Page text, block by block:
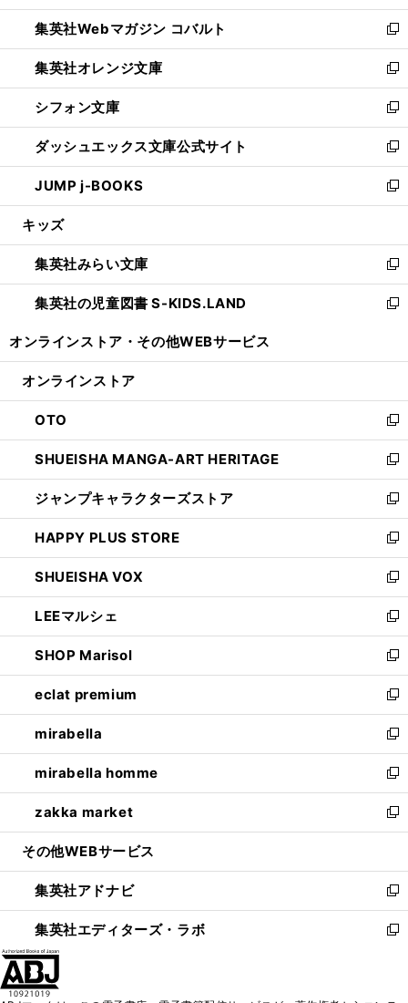
開
く
ウ
で
開
く
ン
ド
ウ
で
開
く
ウ
ィ
ン
ド
ウ
で
開
く
集英社Webマガジン コバルト
新
し
い
ウ
ィ
ン
ド
ウ
で
開
集英社オレンジ文庫
新
し
い
ウ
ィ
ン
ド
ウ
開
く
シフォン文庫
新
し
い
ウ
ィ
ン
ウ
で
開
く
ダッシュエックス文庫公式サイト
新
し
い
ウ
ン
ド
ウ
で
JUMP j-BOOKS
新
し
ウ
ィ
ン
ド
開
キッズ
集英社みらい文庫
新
し
い
ン
ウ
で
開
く
集英社の児童図書 S-KIDS.LAND
新
ウ
ン
ド
ウ
で
開
く
オンラインストア・ その他WEBサービス
オンラインストア
OTO
新
し
い
ウ
ィ
ン
ド
ウ
で
開
く
SHUEISHA MANGA-ART HERITAGE
新
し
い
ウ
ィ
ン
ド
ウ
で
開
く
ジャンプキャラクターズストア
新
し
い
ウ
ィ
ン
ド
ウ
で
開
く
HAPPY PLUS STORE
新
し
い
ウ
ィ
ン
ド
ウ
で
開
く
SHUEISHA VOX
新
し
い
ウ
ィ
ン
ド
ウ
で
開
く
LEEマルシェ
新
し
い
ウ
ィ
ン
ド
ウ
で
開
く
SHOP Marisol
新
し
い
ウ
ィ
ン
ド
ウ
で
開
eclat premium
新
し
い
ウ
ィ
ン
ド
ウ
開
く
mirabella
新
し
い
ウ
ィ
ン
ウ
で
開
く
mirabella homme
新
し
い
ウ
ン
ド
ウ
で
zakka market
新
し
ウ
ィ
ン
ド
その他WEBサービス
集英社アドナビ
新
し
い
集英社エディターズ・ラボ
新